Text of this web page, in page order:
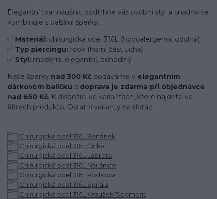
Elegantní tvar náušnic podtrhne váš osobní styl a snadno se
kombinuje s dalšími šperky.
✅ Materiál: chirurgická ocel 316L (hypoalergenní, odolná)
✅ Typ piercingu: rook (horní část ucha)
✅ Styl: moderní, elegantní, pohodlný
Naše šperky nad 300 Kč dodáváme v elegantním
dárkovém balíčku a doprava je zdarma při objednávce
nad 650 Kč. K dispozici ve variantách, které najdete ve
filtrech produktu. Ostatní varianty na dotaz.
Chirurgická ocel 316L Banánek
Chirurgická ocel 316L Činka
Chirurgická ocel 316L Labreta
Chirurgická ocel 316L Náušnice
Chirurgická ocel 316L Podkova
Chirurgická ocel 316L Spirála
Chirurgická ocel 316L Kroužek/Segment